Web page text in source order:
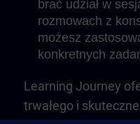
brać udział w
rozmowach z
możesz
konkretnych
Learning Journey
trwałego i